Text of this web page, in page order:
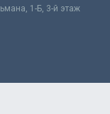
1-Б, 3-й этаж